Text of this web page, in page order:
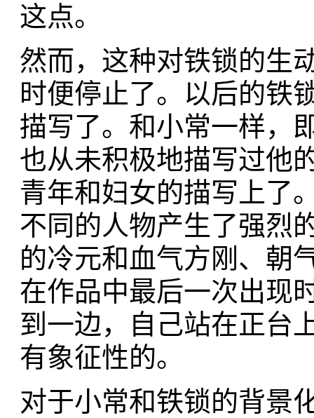
这点。
然而，这种对铁锁的生
时便停止了。以后的铁
描写了。和小常一样，
也从未积极地描写过他
青年和妇女的描写上了
不同的人物产生了强烈
的冷元和血气方刚、朝
在作品中最后一次出现
到一边，自己站在正台
有象征性的。
对于小常和铁锁的背景